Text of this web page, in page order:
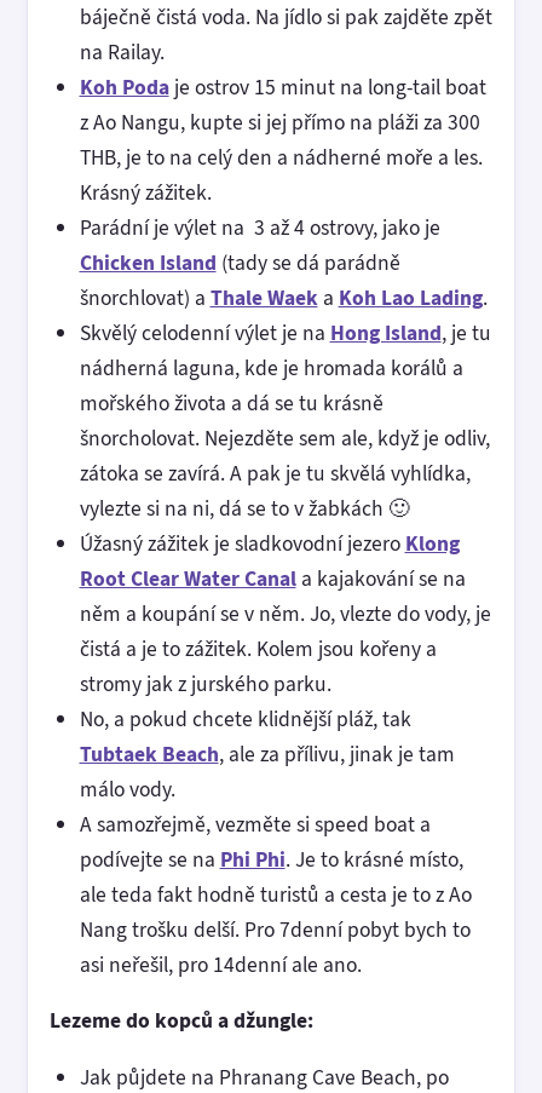
báječně čistá voda. Na jídlo si pak zajděte zpět
na Railay.
Koh Podaje ostrov 15 minut na long-tail boat
z Ao Nangu, kupte si jej přímo na pláži za 300
THB, je to na celý den a nádherné moře a les.
Krásný zážitek.
Parádní je výlet na 3 až 4 ostrovy, jako je
Chicken Island (tady se dá parádně
šnorchlovat) a Thale Waeka Koh Lao Lading.
Skvělý celodenní výlet je na Hong Island, je tu
nádherná laguna, kde je hromada korálů a
mořského života a dá se tu krásně
šnorcholovat. Nejezděte sem ale, když je odliv,
zátoka se zavírá. A pak je tu skvělá vyhlídka,
vylezte si na ni, dá se to v žabkách 🙂
Úžasný zážitek je sladkovodní jezero Klong
Root Clear Water Canala kajakování se na
něm a koupání se v něm. Jo, vlezte do vody, je
čistá a je to zážitek. Kolem jsou kořeny a
stromy jak z jurského parku.
No, a pokud chcete klidnější pláž, tak
Tubtaek Beach, ale za přílivu, jinak je tam
málo vody.
A samozřejmě, vezměte si speed boat a
podívejte se na Phi Phi. Je to krásné místo,
ale teda fakt hodně turistů a cesta je to z Ao
Nang trošku delší. Pro 7denní pobyt bych to
asi neřešil, pro 14denní ale ano.
Lezeme do kopců a džungle:
Jak půjdete na Phranang Cave Beach, po